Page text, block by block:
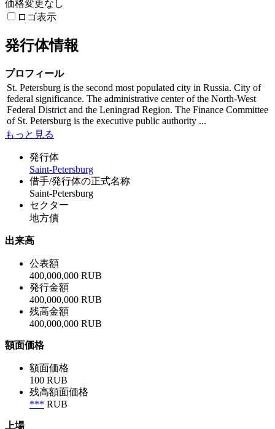
価格変更なし
ロゴ表示
発行体情報
プロフィール
St. Petersburg is the second most populated city in Russia. City of
federal significance. The administrative center of the North-West
Federal District and the Leningrad Region. The Finance Committee
of St. Petersburg is the executive public authority ...
もっと見る
発行体
Saint-Petersburg
借手/発行体の正式名称
Saint-Petersburg
セクター
地方債
出来高
公表額
400,000,000 RUB
発行金額
400,000,000 RUB
残高金額
400,000,000 RUB
額面価格
額面価格
100 RUB
残高額面価格
*** RUB
上場